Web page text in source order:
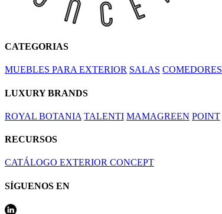
CATEGORIAS
MUEBLES PARA EXTERIOR SALAS COMEDORES
LUXURY BRANDS
ROYAL BOTANIA TALENTI MAMAGREEN POINT
RECURSOS
CATÁLOGO EXTERIOR CONCEPT
SÍGUENOS EN